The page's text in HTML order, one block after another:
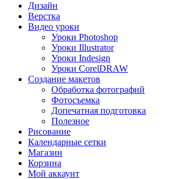
Дизайн
Верстка
Видео уроки
Уроки Photoshop
Уроки Illustrator
Уроки Indesign
Уроки CorelDRAW
Создание макетов
Обработка фотографий
Фотосъемка
Допечатная подготовка
Полезное
Рисование
Календарные сетки
Магазин
Корзина
Мой аккаунт